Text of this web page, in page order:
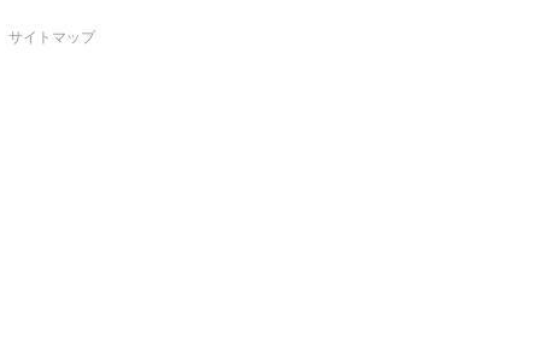
サイトマップ